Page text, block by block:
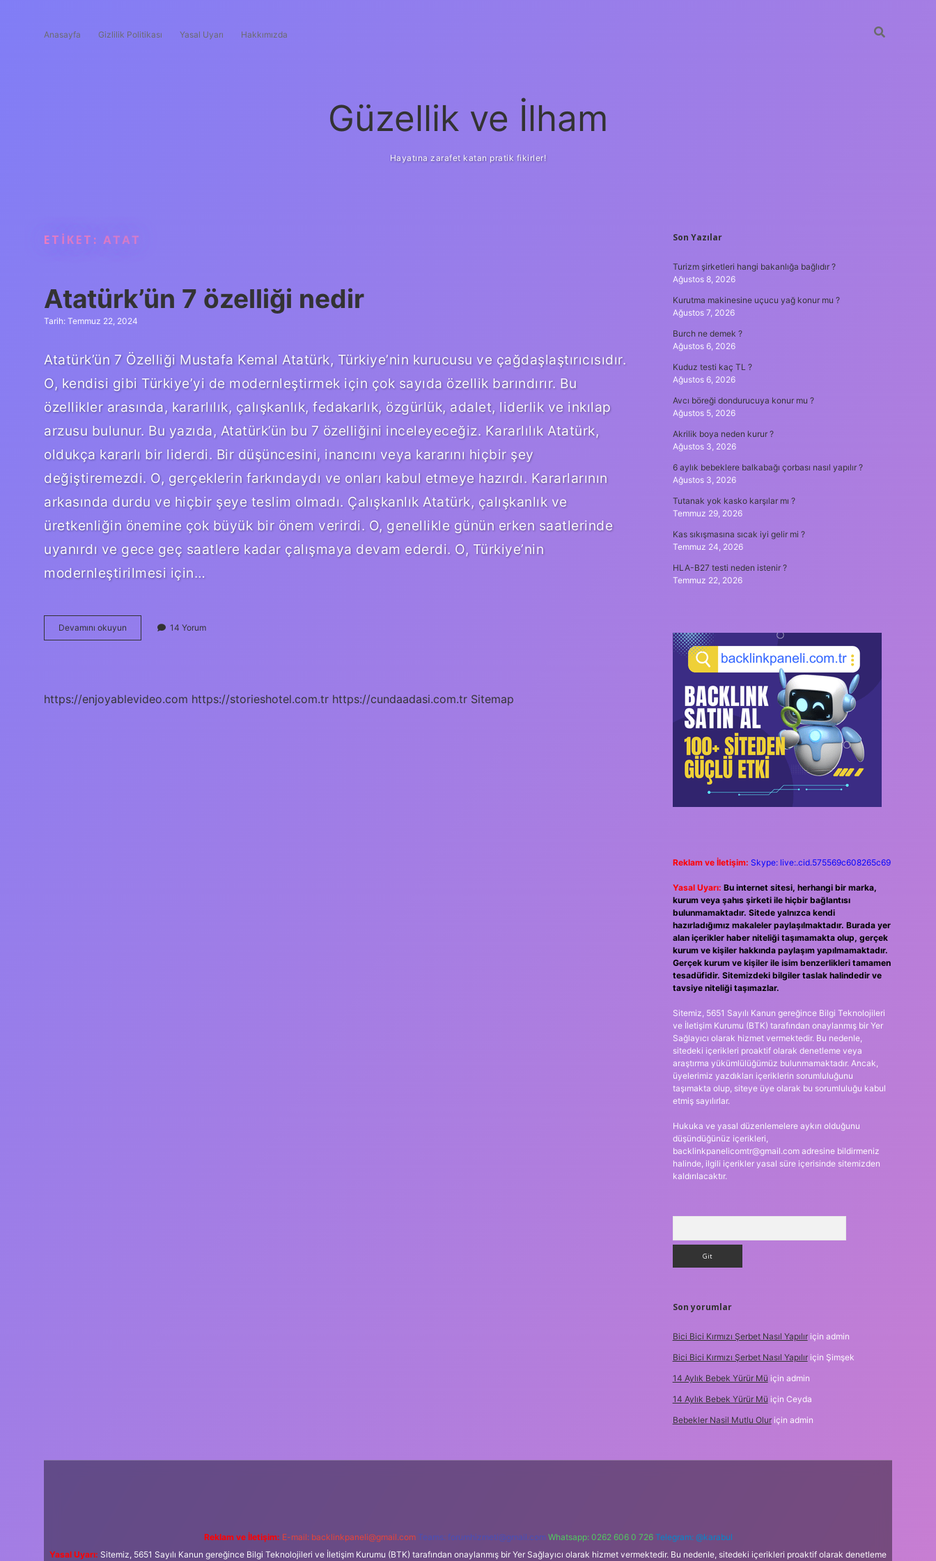
Anasayfa Gizlilik Politikası Yasal Uyarı Hakkımızda
Güzellik ve İlham
Hayatına zarafet katan pratik fikirler!
ETIKET: ATAT
Atatürk’ün 7 özelliği nedir
Tarih: Temmuz 22, 2024
Atatürk’ün 7 Özelliği Mustafa Kemal Atatürk, Türkiye’nin kurucusu ve çağdaşlaştırıcısıdır.
O, kendisi gibi Türkiye’yi de modernleştirmek için çok sayıda özellik barındırır. Bu
özellikler arasında, kararlılık, çalışkanlık, fedakarlık, özgürlük, adalet, liderlik ve inkılap
arzusu bulunur. Bu yazıda, Atatürk’ün bu 7 özelliğini inceleyeceğiz. Kararlılık Atatürk,
oldukça kararlı bir liderdi. Bir düşüncesini, inancını veya kararını hiçbir şey
değiştiremezdi. O, gerçeklerin farkındaydı ve onları kabul etmeye hazırdı. Kararlarının
arkasında durdu ve hiçbir şeye teslim olmadı. Çalışkanlık Atatürk, çalışkanlık ve
üretkenliğin önemine çok büyük bir önem verirdi. O, genellikle günün erken saatlerinde
uyanırdı ve gece geç saatlere kadar çalışmaya devam ederdi. O, Türkiye’nin
modernleştirilmesi için…
Devamını okuyun Atatürk’ün
7
14 Yorum
https://enjoyablevideo.com https://storieshotel.com.tr https://cundaadasi.com.tr Sitemap
SIDEBAR
Son Yazılar
Turizm şirketleri hangi bakanlığa bağlıdır ?
Ağustos 8, 2026
Kurutma makinesine uçucu yağ konur mu ?
Ağustos 7, 2026
Burch ne demek ?
Ağustos 6, 2026
Kuduz testi kaç TL ?
Ağustos 6, 2026
Avcı böreği dondurucuya konur mu ?
Ağustos 5, 2026
Akrilik boya neden kurur ?
Ağustos 3, 2026
6 aylık bebeklere balkabağı çorbası nasıl yapılır ?
Ağustos 3, 2026
Tutanak yok kasko karşılar mı ?
Temmuz 29, 2026
Kas sıkışmasına sıcak iyi gelir mi ?
Temmuz 24, 2026
HLA-B27 testi neden istenir ?
Temmuz 22, 2026
Reklam ve İletişim: Skype: live:.cid.575569c608265c69
Yasal Uyarı: Bu internet sitesi, herhangi bir marka,
kurum veya şahıs şirketi ile hiçbir bağlantısı
bulunmamaktadır. Sitede yalnızca kendi
hazırladığımız makaleler paylaşılmaktadır. Burada yer
alan içerikler haber niteliği taşımamakta olup, gerçek
kurum ve kişiler hakkında paylaşım yapılmamaktadır.
Gerçek kurum ve kişiler ile isim benzerlikleri tamamen
tesadüfidir. Sitemizdeki bilgiler taslak halindedir ve
tavsiye niteliği taşımazlar.
Sitemiz, 5651 Sayılı Kanun gereğince Bilgi Teknolojileri
ve İletişim Kurumu (BTK) tarafından onaylanmış bir Yer
Sağlayıcı olarak hizmet vermektedir. Bu nedenle,
sitedeki içerikleri proaktif olarak denetleme veya
araştırma yükümlülüğümüz bulunmamaktadır. Ancak,
üyelerimiz yazdıkları içeriklerin sorumluluğunu
taşımakta olup, siteye üye olarak bu sorumluluğu kabul
etmiş sayılırlar.
Hukuka ve yasal düzenlemelere aykırı olduğunu
düşündüğünüz içerikleri,
backlinkpanelicomtr@gmail.comadresine bildirmeniz
halinde, ilgili içerikler yasal süre içerisinde sitemizden
kaldırılacaktır.
Son yorumlar
Bici Bici Kırmızı Şerbet Nasıl Yapılıriçin admin
Bici Bici Kırmızı Şerbet Nasıl Yapılıriçin Şimşek
14 Aylık Bebek Yürür Mü için admin
14 Aylık Bebek Yürür Mü için Ceyda
Bebekler Nasil Mutlu Oluriçin admin
güvenilir bahis siteleriilbet giriş adresi
Reklam ve İletişim: E-mail: backlinkpaneli@gmail.com Teams: forumhizmeti@gmail.com Whatsapp: 0262 606 0 726 Telegram: @karabul
Yasal Uyarı: Sitemiz, 5651 Sayılı Kanun gereğince Bilgi Teknolojileri ve İletişim Kurumu (BTK) tarafından onaylanmış bir Yer Sağlayıcı olarak hizmet vermektedir. Bu nedenle, sitedeki içerikleri proaktif olarak denetleme